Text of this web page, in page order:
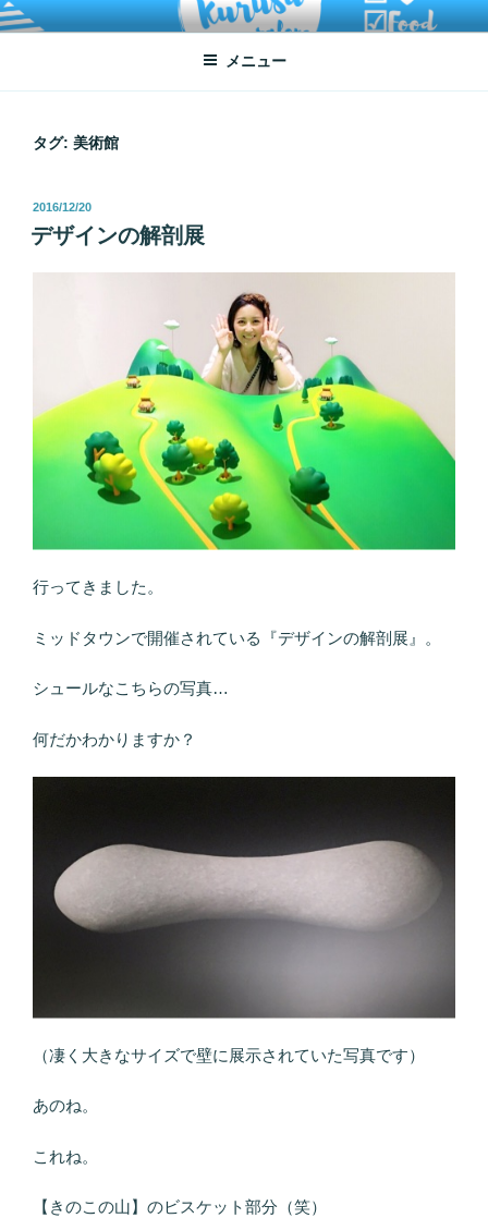
コ
ン
ン
ATSUKO KURUSU SALONE
written by Atsuko Kurusu
メニュー
タグ: 美術館
投
稿
日:
2016/12/20
デザインの解剖展
行ってきました。
ミッドタウンで開催されている『デザインの解剖展』。
シュールなこちらの写真…
何だかわかりますか？
（凄く大きなサイズで壁に展示されていた写真です）
あのね。
これね。
【きのこの山】のビスケット部分（笑）